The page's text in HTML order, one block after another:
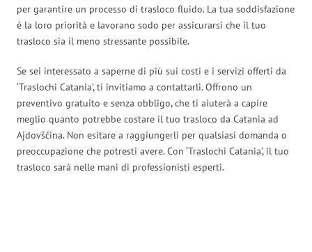
per garantire un processo di trasloco fluido. La tua soddisfazione
è la loro priorità e lavorano sodo per assicurarsi che il tuo
trasloco sia il meno stressante possibile.
Se sei interessato a saperne di più sui costi e i servizi offerti da
‘Traslochi Catania’, ti invitiamo a contattarli. Offrono un
preventivo gratuito e senza obbligo, che ti aiuterà a capire
meglio quanto potrebbe costare il tuo trasloco da Catania ad
Ajdovščina. Non esitare a raggiungerli per qualsiasi domanda o
preoccupazione che potresti avere. Con ‘Traslochi Catania’, il tuo
trasloco sarà nelle mani di professionisti esperti.